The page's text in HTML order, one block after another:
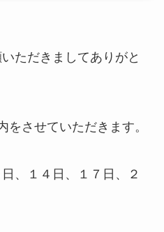
ただきましてありがと
をさせていただきます。
、１４日、１７日、２